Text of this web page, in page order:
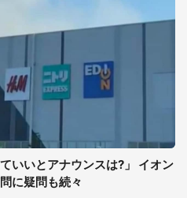
いいとアナウンスは?」 イオン
に疑問も続々